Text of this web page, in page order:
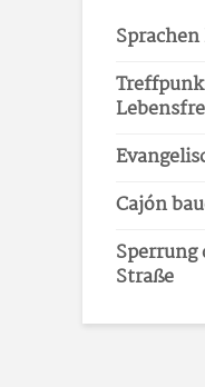
Cajón
Sperrung
Straße